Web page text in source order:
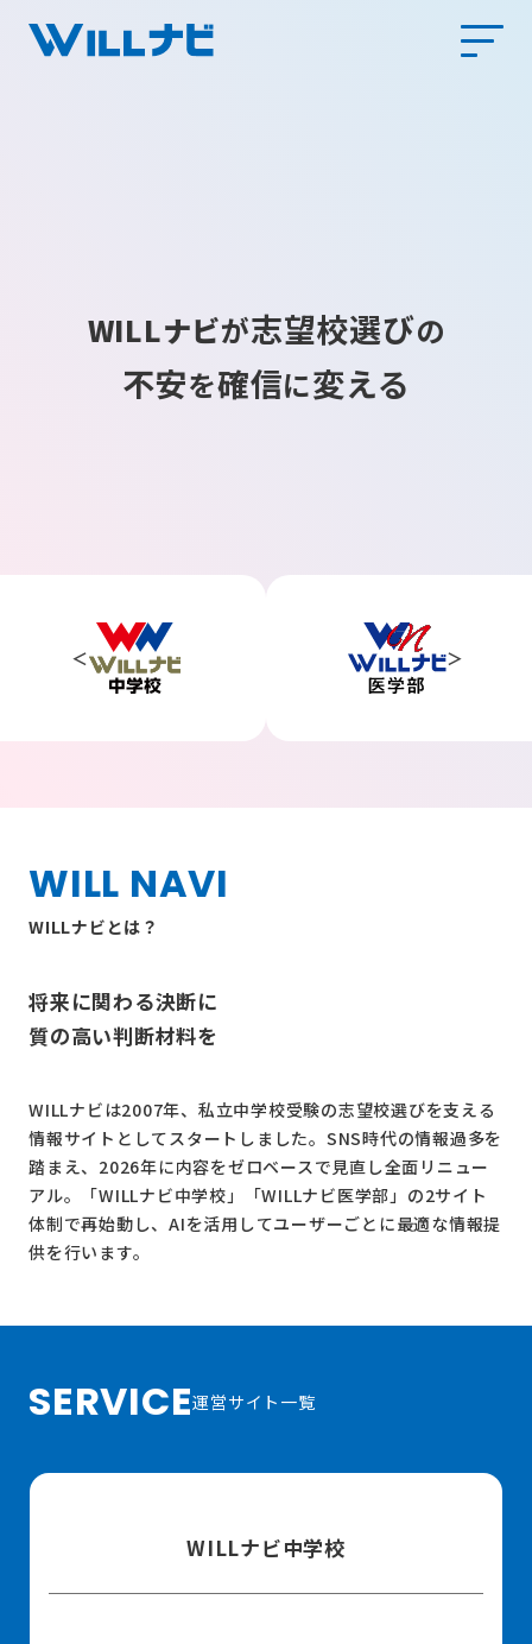
WILLナビが志望校選びの
不安を確信に変える
WILL NAVI
WILLナビとは？
将来に関わる決断に
質の高い判断材料を
WILLナビは2007年、私立中学校受験の志望校選びを支える
情報サイトとしてスタートしました。SNS時代の情報過多を
踏まえ、2026年に内容をゼロベースで見直し全面リニュー
アル。
「WILLナビ中学校」 「WILLナビ医学部」 の2サイト
体制で再始動し、AIを活用してユーザーごとに最適な情報提
供を行います。
SERVICE運営サイト一覧
WILLナビ中学校